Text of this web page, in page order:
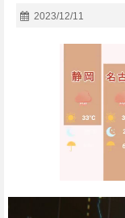
2023/12/11